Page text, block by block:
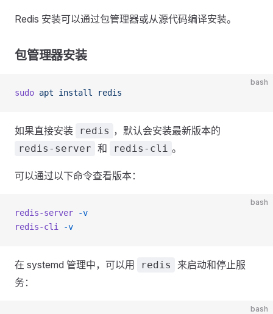
Redis 安装可以通过包管理器或从源代码编译安装。
包管理器安装
bash
sudo apt install redis
如果直接安装 redis ，默认会安装最新版本的
redis-server 和 redis-cli 。
可以通过以下命令查看版本：
bash
redis-server -v
redis-cli
-v
在 systemd 管理中，可以用 redis
来启动和停止服
务：
bash